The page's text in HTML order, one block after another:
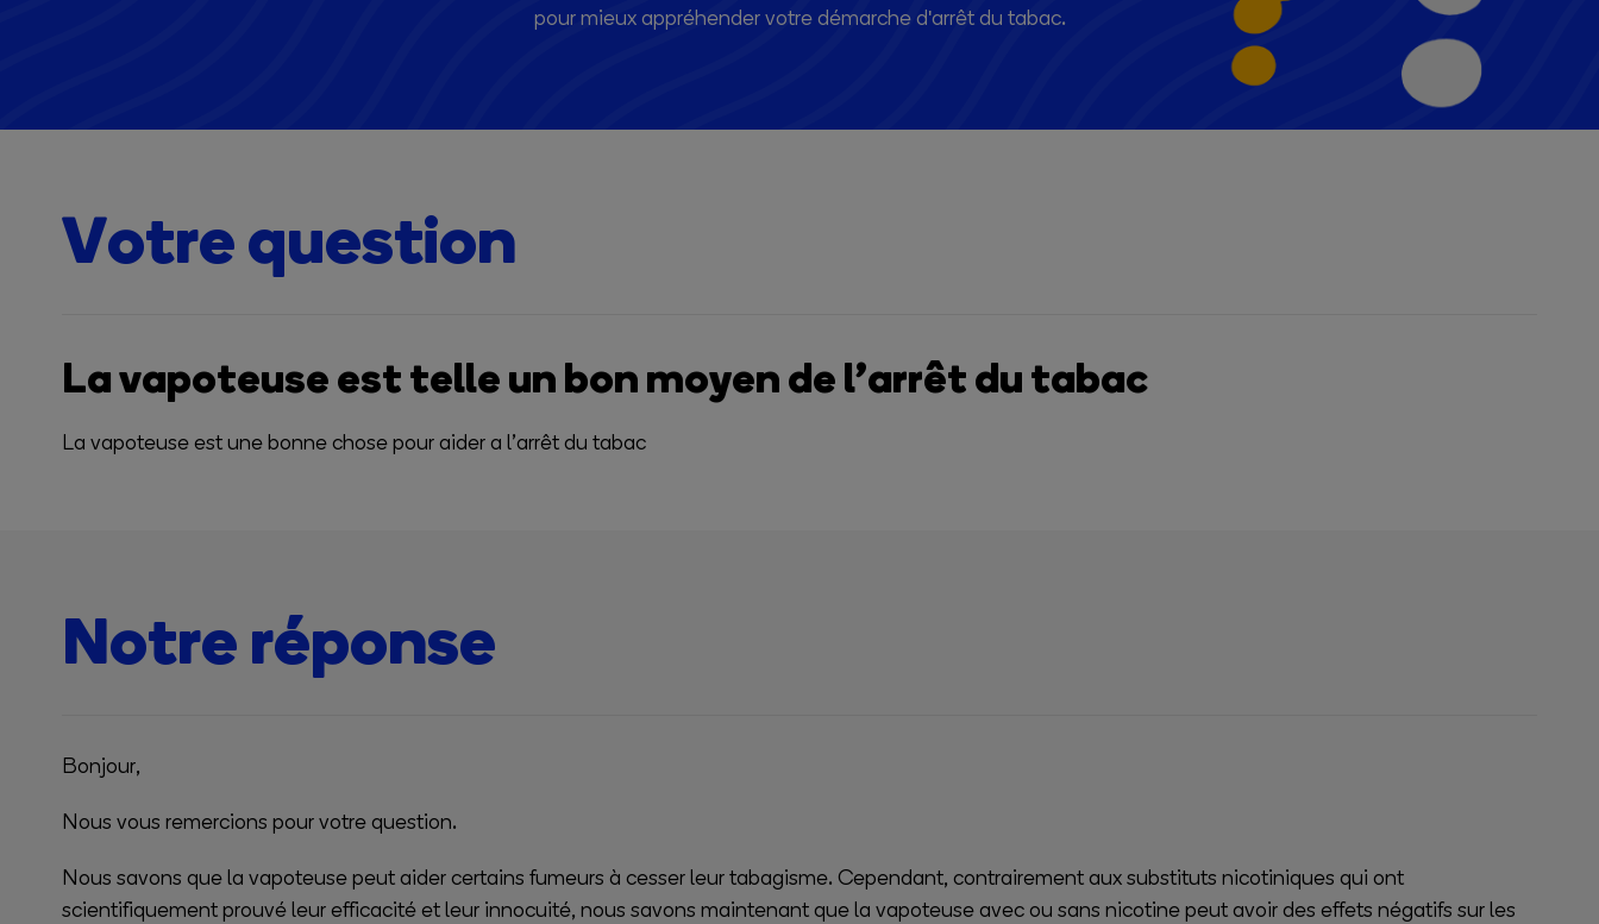
pour mieux appréhender votre démarche d'arrêt du tabac.
Votre question
La vapoteuse est telle un bon moyen de l’arrêt du tabac
La vapoteuse est une bonne chose pour aider a l’arrêt du tabac
Notre réponse
Bonjour,
Nous vous remercions pour votre question.
Nous savons que la vapoteuse peut aider certains fumeurs à cesser leur tabagisme. Cependant, contrairement aux substituts nicotiniques qui ont
scientifiquement prouvé leur efficacité et leur innocuité, nous savons maintenant que la vapoteuse avec ou sans nicotine peut avoir des effets négatifs sur les